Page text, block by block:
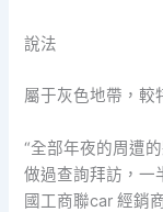
說法
屬于灰色地帶，較
“全部年夜的周遭
做過查詢拜訪，一
國工商聯car 經銷